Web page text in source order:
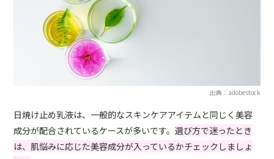
出典：adobestock
日焼け止め乳液は、一般的なスキンケアアイテムと同じく美容
成分が配合されているケースが多いです。選び方で迷ったとき
は、肌悩みに応じた美容成分が入っているかチェックしましょ